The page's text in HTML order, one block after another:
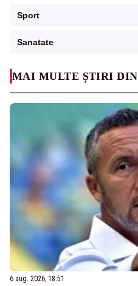
MAI MULTE ȘTIRI DIN
6 aug. 2026, 18:51
Sport
Sanatate